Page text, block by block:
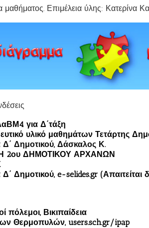
μαθήματος. Επιμέλεια ύλης: Κατερίνα
για Δ΄τάξη
υλικό μαθημάτων Τετάρτης
Δ΄ Δημοτικού, Δάσκαλος Κ.
2ου ΔΗΜΟΤΙΚΟΥ ΑΡΧΑΝΩΝ
Δ΄ Δημοτικού, e-selides.gr
πόλεμοι, Βικιπαίδεια
Θερμοπυλών, users.sch.gr/ipap